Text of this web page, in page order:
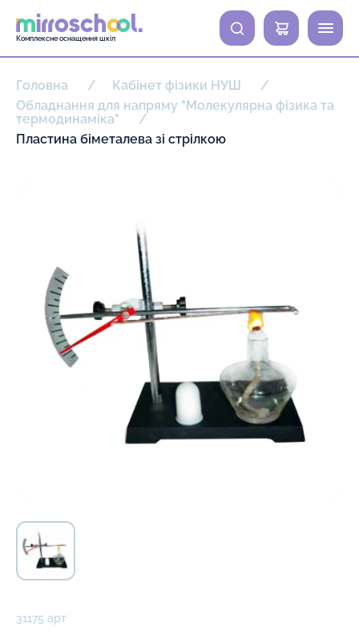
Комплексне оснащення шкіл
0
Головна
Кабінет фізики НУШ
Обладнання для напряму "Молекулярна фізика та
термодинаміка"
Пластина біметалева зі стрілкою
31175 арт